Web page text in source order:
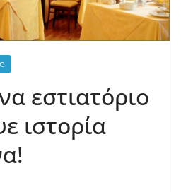
εστιατόριο
ιστορία